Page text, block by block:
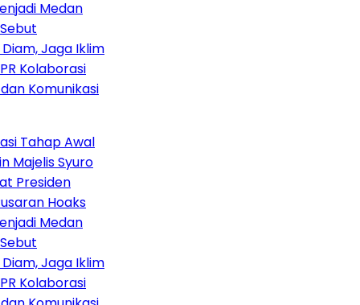
Medan
Jaga Iklim
Kolaborasi
Komunikasi
Tahap Awal
Syuro
Presiden
Hoaks
Medan
Jaga Iklim
Kolaborasi